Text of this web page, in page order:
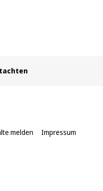
melden Impressum